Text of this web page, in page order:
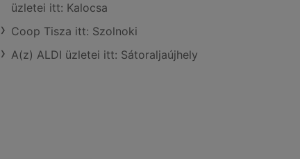
üzletei itt: Kalocsa
Coop Tisza itt: Szolnoki
A(z) ALDI üzletei itt: Sátoraljaújhely